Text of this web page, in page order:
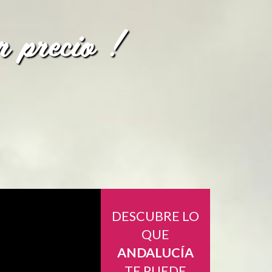
precio !
DESCUBRE LO
QUE
ANDALUCÍA